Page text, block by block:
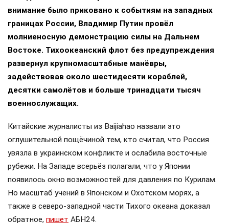
внимание было приковано к событиям на западных
границах России, Владимир Путин провёл
молниеносную демонстрацию силы на Дальнем
Востоке. Тихоокеанский флот без предупреждения
развернул крупномасштабные манёвры,
задействовав около шестидесяти кораблей,
десятки самолётов и больше тринадцати тысяч
военнослужащих.
Китайские журналисты из Baijiahao назвали это
оглушительной пощёчиной тем, кто считал, что Россия
увязла в украинском конфликте и ослабила восточные
рубежи. На Западе всерьёз полагали, что у Японии
появилось окно возможностей для давления по Курилам.
Но масштаб учений в Японском и Охотском морях, а
также в северо-западной части Тихого океана доказал
обратное, пишет АБН24.